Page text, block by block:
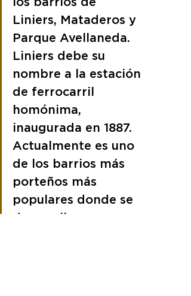
los barrios de
Liniers, Mataderos y
Parque Avellaneda.
Liniers debe su
nombre a la estación
de ferrocarril
homónima,
inaugurada en 1887.
Actualmente es uno
de los barrios más
porteños más
populares donde se